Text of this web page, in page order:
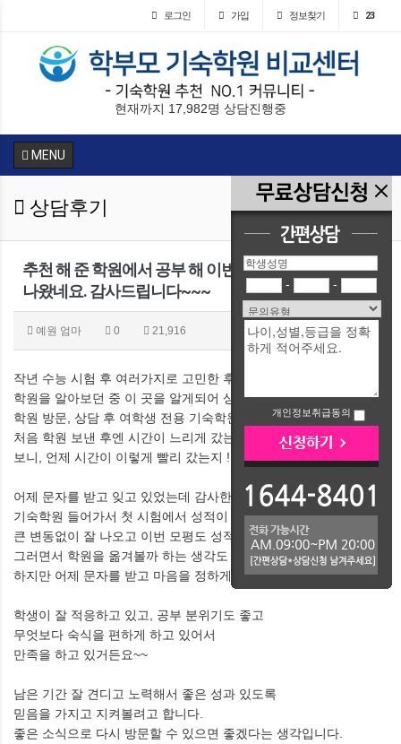
- -
개인정보취급동의
로그인 가입 정보찾기 23
현재까지 17,982명 상담진행중
MENU
상담후기
추천 해 준 학원에서 공부 해 이번 6월 모평 성적이 잘
나왔네요. 감사드립니다~~~
예원 엄마 0 21,916
작년 수능 시험 후 여러가지로 고민한 후 재수를 결정하고
학원을 알아보던 중 이 곳을 알게되어 상담전화 받은 후
학원 방문, 상담 후 여학생 전용 기숙학원으로 입소하였습니다.
처음 학원 보낸 후엔 시간이 느리게 갔는데 어느 새 6월 모평을
보니, 언제 시간이 이렇게 빨리 갔는지 !!!!
어제 문자를 받고 잊고 있었는데 감사한 마음에 글을 남깁니다.
기숙학원 들어가서 첫 시험에서 성적이 잘 나왔고 이후에도
큰 변동없이 잘 나오고 이번 모평도 성적이 잘 나왔습니다.
그러면서 학원을 옮겨볼까 하는 생각도 했었던 건 사실입니다.
하지만 어제 문자를 받고 마음을 정하게 되었습니다.
학생이 잘 적응하고 있고, 공부 분위기도 좋고
무엇보다 숙식을 편하게 하고 있어서
만족을 하고 있거든요~~
남은 기간 잘 견디고 노력해서 좋은 성과 있도록
믿음을 가지고 지켜볼려고 합니다.
좋은 소식으로 다시 방문할 수 있으면 좋겠다는 생각입니다.